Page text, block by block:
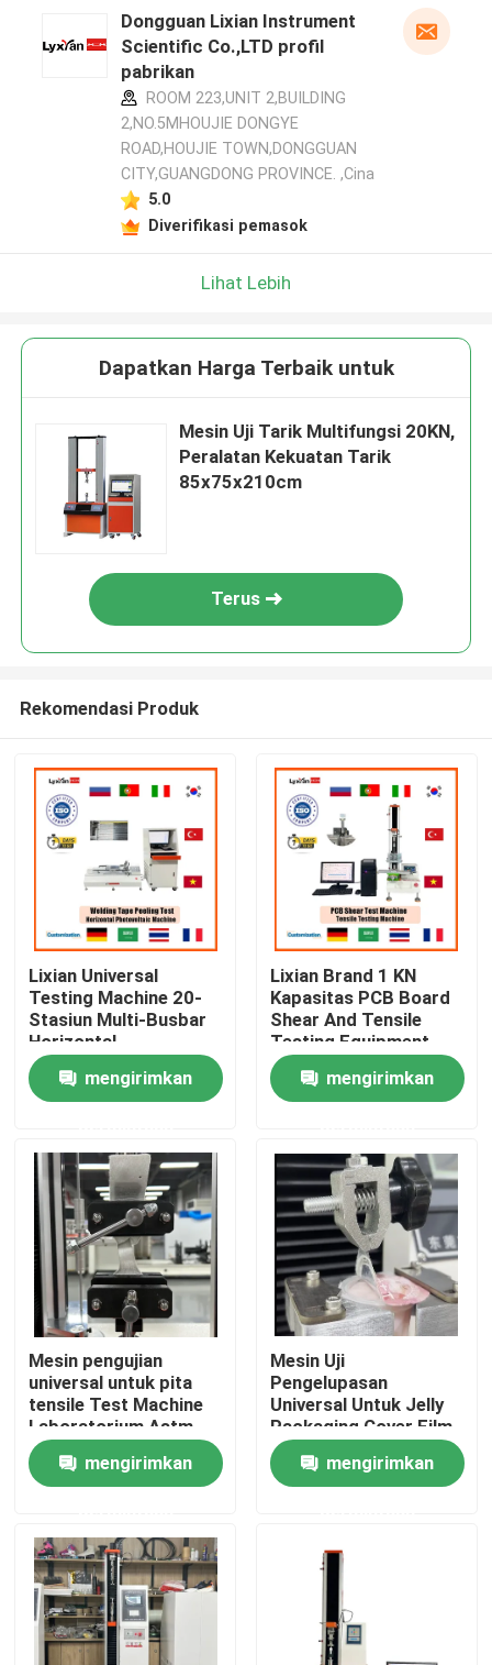
Rumah
Produk
Pertunjukan VR
Tentang kami
Tur Pabrik
Kontrol kualitas
Hubungi kami
kasus
Mesin Uji Laboratorium
Dongguan Lixian Instrument
Scientific Co.,LTD profil
pabrikan
ROOM 223,UNIT 2,BUILDING
2,NO.5MHOUJIE DONGYE
ROAD,HOUJIE TOWN,DONGGUAN
CITY,GUANGDONG PROVINCE. ,Cina
5.0
Diverifikasi pemasok
Lihat Lebih
Dapatkan Harga Terbaik untuk
Mesin Uji Tarik Multifungsi 20KN,
Peralatan Kekuatan Tarik
85x75x210cm
Terus
Rekomendasi Produk
Lixian Universal
Testing Machine 20-
Stasiun Multi-Busbar
Horizontal
Photovoltaic Welding
Tape Peeling Force
Testing Machine
mengirimkan
Lixian Brand 1 KN
Kapasitas PCB Board
Shear And Tensile
Testing Equipment
Mesin Pengujian
Universalmengirimkan
Mesin pengujian
universal untuk pita
tensile Test Machine
Laboratorium Astm
D5034 Kecepatan
pengujian 300mm/Min
mengirimkan
Mesin Uji
Pengelupasan
Universal Untuk Jelly
Packaging Cover Film
Tearing Strength
Beban Maksimum 2KN
mengirimkan